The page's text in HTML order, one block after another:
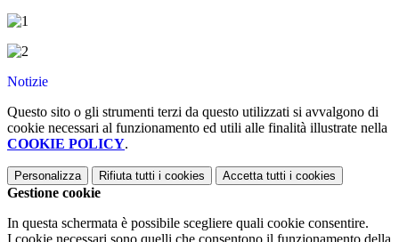
Notizie
Questo sito o gli strumenti terzi da questo utilizzati si avvalgono di
cookie necessari al funzionamento ed utili alle finalità illustrate nella
COOKIE POLICY.
Personalizza Rifiuta tutti i cookies Accetta tutti i cookies
Gestione cookie
In questa schermata è possibile scegliere quali cookie consentire.